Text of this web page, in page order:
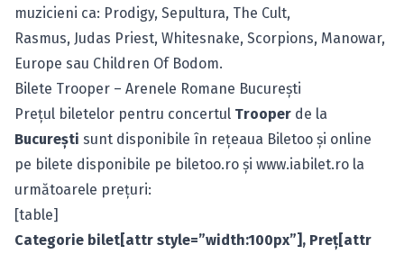
muzicieni ca: Prodigy, Sepultura, The Cult,
Rasmus, Judas Priest, Whitesnake, Scorpions, Manowar,
Europe sau Children Of Bodom.
Bilete Trooper – Arenele Romane Bucureşti
Preţul biletelor pentru concertul Trooper de la
Bucureşti sunt disponibile în reţeaua Biletoo şi online
pe bilete disponibile pe biletoo.ro şi www.iabilet.ro la
următoarele preţuri:
[table]
Categorie bilet[attr style=”width:100px”], Preţ[attr